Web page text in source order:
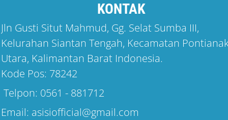
KONTAK
Jln Gusti Situt Mahmud, Gg. Selat Sumba III,
Kelurahan Siantan Tengah, Kecamatan
Utara, Kalimantan Barat Indonesia.
Kode Pos: 78242
Telpon: 0561 - 881712
Email: asisiofficial@gmail.com